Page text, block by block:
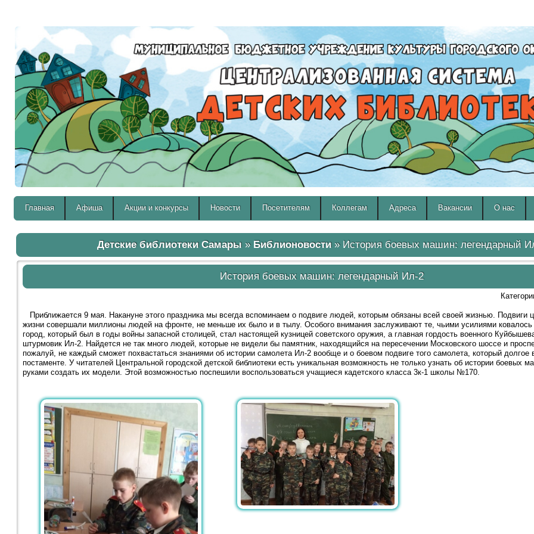
Главная Афиша Акции и конкурсы Новости Посетителям Коллегам Адреса Вакансии О нас
Детские библиотеки Самары » Библионовости» История боевых машин: легендарный
История боевых машин: легендарный Ил-2
Приближается 9 мая. Накануне этого праздника мы всегда вспоминаем о подвиге людей, которым обязаны всей своей жизнью. Подвиги
жизни совершали миллионы людей на фронте, не меньше их было и в тылу. Особого внимания заслуживают те, чьими усилиями
город, который был в годы войны запасной столицей, стал настоящей кузницей советского оружия, а главная гордость военного
штурмовик Ил-2. Найдется не так много людей, которые не видели бы памятник, находящийся на пересечении Московского шоссе и
пожалуй, не каждый сможет похвастаться знаниями об истории самолета Ил-2 вообще и о боевом подвиге того самолета, который долгое
постаменте. У читателей Центральной городской детской библиотеки есть уникальная возможность не только узнать об истории боевых
руками создать их модели. Этой возможностью поспешили воспользоваться учащиеся кадетского класса 3к-1 школы №170.